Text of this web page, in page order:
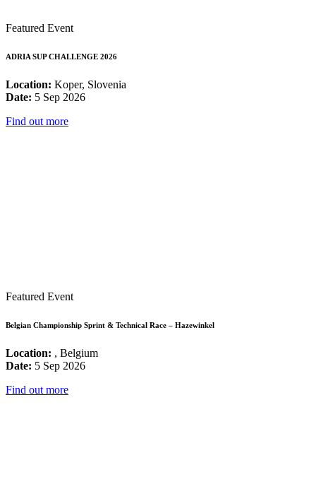
Featured Event
ADRIA SUP CHALLENGE 2026
Location: Koper, Slovenia
Date: 5 Sep 2026
Find out more
Featured Event
Belgian Championship Sprint & Technical Race – Hazewinkel
Location: , Belgium
Date: 5 Sep 2026
Find out more